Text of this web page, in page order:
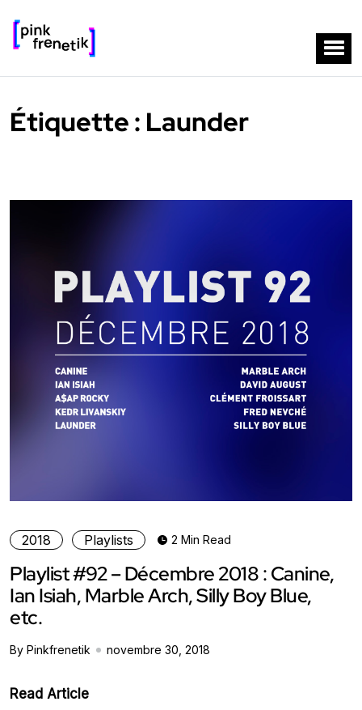
Étiquette : Launder
2018 Playlists 2 Min Read
Playlist #92 – Décembre 2018 : Canine,
Ian Isiah, Marble Arch, Silly Boy Blue,
etc.
By Pinkfrenetik novembre 30, 2018
Read Article